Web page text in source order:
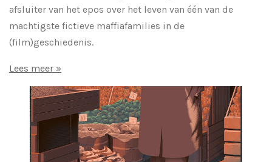
afsluiter van het epos over het leven van één van de
machtigste fictieve maffiafamilies in de
(film)geschiedenis.
Lees meer »